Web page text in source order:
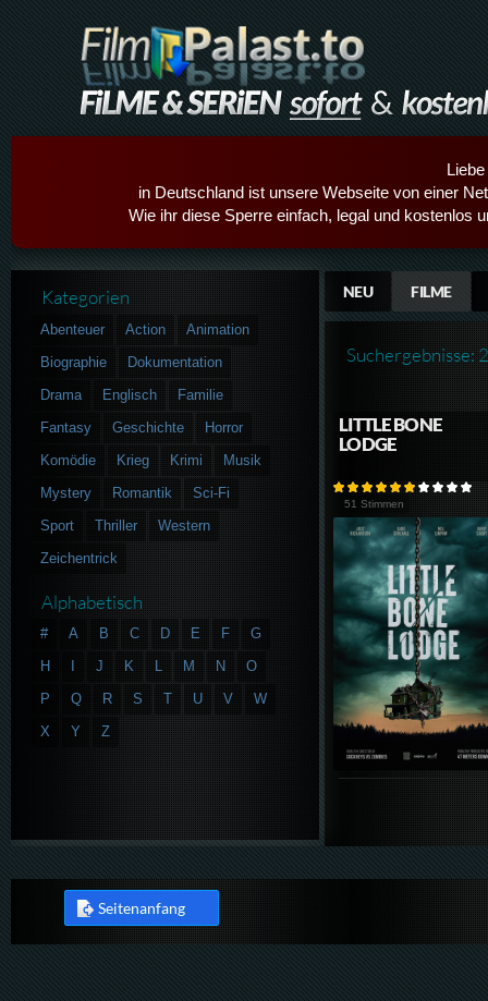
in Deutschland ist unsere Webseite von einer
Wie ihr diese Sperre einfach, legal und kostenlos
NEU FILME
Suchergebnisse: 2
LITTLE BONE
LODGE
51 Stimmen
Kategorien
Abenteuer Action
Animation
Biographie
Dokumentation
Drama
Englisch
Familie
Fantasy
Geschichte
Horror
Komödie
Krieg Krimi
Musik
Mystery
Romantik
Sci-Fi
Sport
Thriller
Western
Zeichentrick
Alphabetisch
# A B C D E F
G
H
J K L M N
O
P
Q R S T U V
W
X
Y Z
Seitenanfang